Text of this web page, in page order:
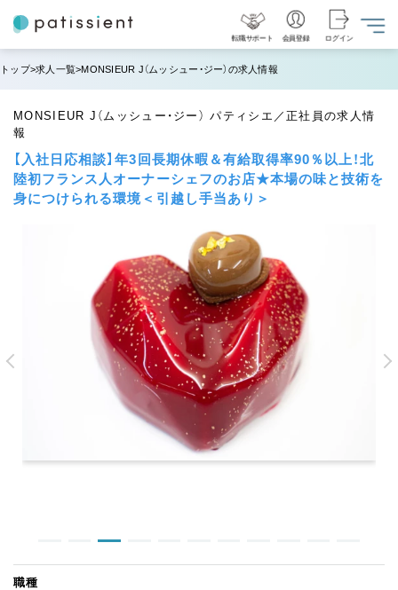
転職サポート 会員登録 ログイン
トップ 求人一覧 MONSIEUR J（ムッシュー・ジー）の求人情報
MONSIEUR J（ムッシュー・ジー） パティシエ／正社員の求人情
報
【入社日応相談】年3回長期休暇＆有給取得率90％以上！北
陸初フランス人オーナーシェフのお店★本場の味と技術を
身につけられる環境＜引越し手当あり＞
職種